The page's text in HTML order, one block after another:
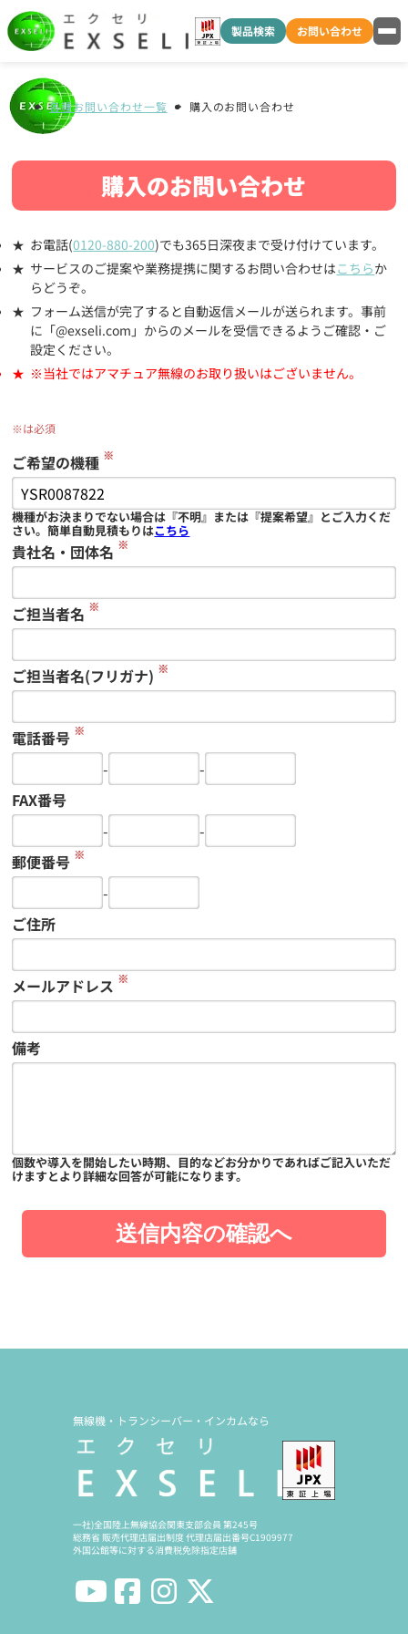
製品検索 お問い合わせ
各種お問い合わせ一覧 購入のお問い合わせ
購入のお問い合わせ
お電話(0120-880-200)でも365日深夜まで受け付けています。
サービスのご提案や業務提携に関するお問い合わせはこちらか
らどうぞ。
フォーム送信が完了すると自動返信メールが送られます。事前
に「@exseli.com」からのメールを受信できるようご確認・ご
設定ください。
※当社ではアマチュア無線のお取り扱いはございません。
※は必須
ご希望の機種 ※
機種がお決まりでない場合は『不明』または『提案希望』とご入力くだ
さい。簡単自動見積もりはこちら
貴社名・団体名 ※
ご担当者名 ※
ご担当者名(フリガナ) ※
電話番号 ※
-
-
FAX番号
-
-
郵便番号 ※
-
ご住所
メールアドレス ※
備考
個数や導入を開始したい時期、目的などお分かりであればご記入いただ
けますとより詳細な回答が可能になります。
送信内容の確認へ
無線機・トランシーバー・インカムなら
一社)全国陸上無線協会関東支部会員 第245号
総務省 販売代理店届出制度 代理店届出番号C1909977
外国公館等に対する消費税免除指定店舗